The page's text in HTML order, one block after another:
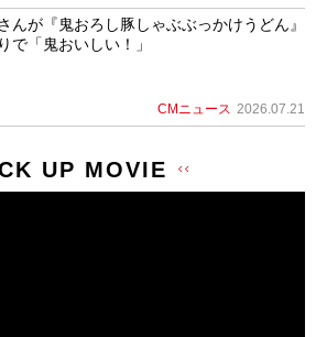
んが『鬼おろし豚しゃぶぶっかけうどん』
で「鬼おいしい！」
CMニュース 2026.07.21
UP MOVIE